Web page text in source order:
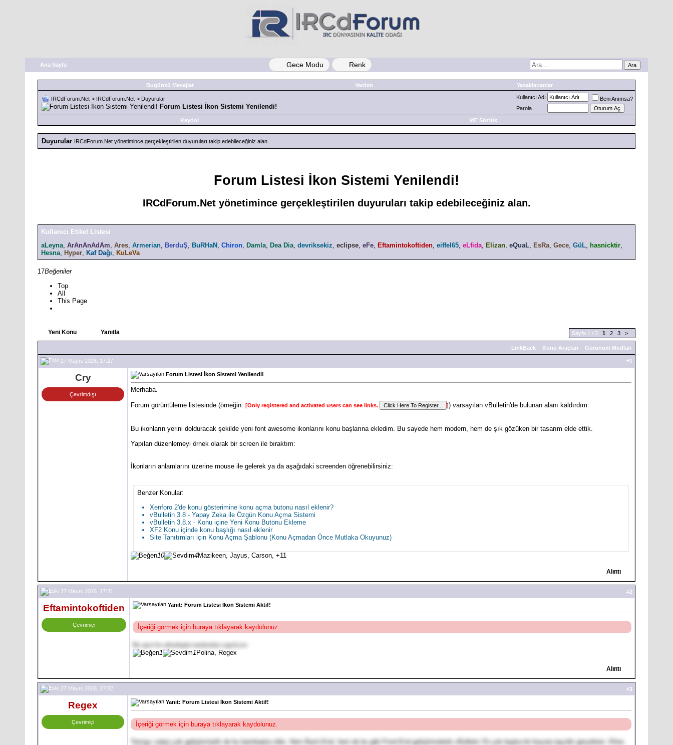
Ana Sayfa Gece Modu Renk
Bugünkü Mesajlar Yardım Yasaklananlar
IRCdForum.Net > IRCdForum.Net > Duyurular
Forum Listesi İkon Sistemi Yenilendi!
Kullanıcı Adı
Beni Anımsa?
Parola
Kaydol
IdF Sözlük
Duyurular IRCdForum.Net yönetimince gerçekleştirilen duyuruları takip edebileceğiniz alan.
Forum Listesi İkon Sistemi Yenilendi!
IRCdForum.Net yönetimince gerçekleştirilen duyuruları takip edebileceğiniz alan.
Kullanıcı Etiket Listesi
aLeyna, ArAnAnAdAm, Ares, Armerian, BerduŞ, BuRHaN , Chiron, Damla, Dea Dia, devriksekiz, eclipse, eFe, Eftamintokoftiden, eiffel65, eLfida, Elizan, eQuaL, EsRa, Gece, GüL, hasnicktir,
Hesna, Hyper, Kaf Dağı, KuLeVa
17Beğeniler
Top
All
This Page
Yeni Konu Yanıtla Sayfa 1 / 3 1 2 3 >
LinkBack Konu Araçları Görünüm Modları
27 Mayıs 2026, 17:27 #1
Cry
Çevrimdışı
Forum Listesi İkon Sistemi Yenilendi!
Merhaba.
Forum görüntüleme listesinde (örneğin: [Only registered and activated users can see links. ]) varsayılan vBulletin'de bulunan alanı kaldırdım:
Bu ikonların yerini dolduracak şekilde yeni font awesome ikonlarını konu başlarına ekledim. Bu sayede hem modern, hem de şık gözüken bir tasarım elde ettik.
Yapılan düzenlemeyi örnek olarak bir screen ile bıraktım:
İkonların anlamlarını üzerine mouse ile gelerek ya da aşağıdaki screenden öğrenebilirsiniz:
Benzer Konular:
Xenforo 2'de konu gösterimine konu açma butonu nasıl eklenir?
vBulletin 3.8 - Yapay Zeka ile Özgün Konu Açma Sistemi
vBulletin 3.8.x - Konu içine Yeni Konu Butonu Ekleme
XF2 Konu içinde konu başlığı nasıl eklenir
Site Tanıtımları için Konu Açma Şablonu (Konu Açmadan Önce Mutlaka Okuyunuz)
10 4Mazikeen, Jayus, Carson, +11
Alıntı
27 Mayıs 2026, 17:31 #2
Eftamintokoftiden
Çevrimiçi
Yanıt: Forum Listesi İkon Sistemi Aktif!
İçeriği görmek için buraya tıklayarak kaydolunuz.
Bu spor bu arkadaşlar tarafından yapılıyor.
1
1Polina, Regex
Alıntı
27 Mayıs 2026, 17:32 #3
Regex
Çevrimiçi
Yanıt: Forum Listesi İkon Sistemi Aktif!
İçeriği görmek için buraya tıklayarak kaydolunuz.
Temayı zaten çok geliştirmiştik de bu bambaşka oldu. Hem Back-End, hem de bu gibi Front-End geliştirmelerle vBulletin 3'ü çok başka bir boyuta taşıdık gerçekten. Eline,